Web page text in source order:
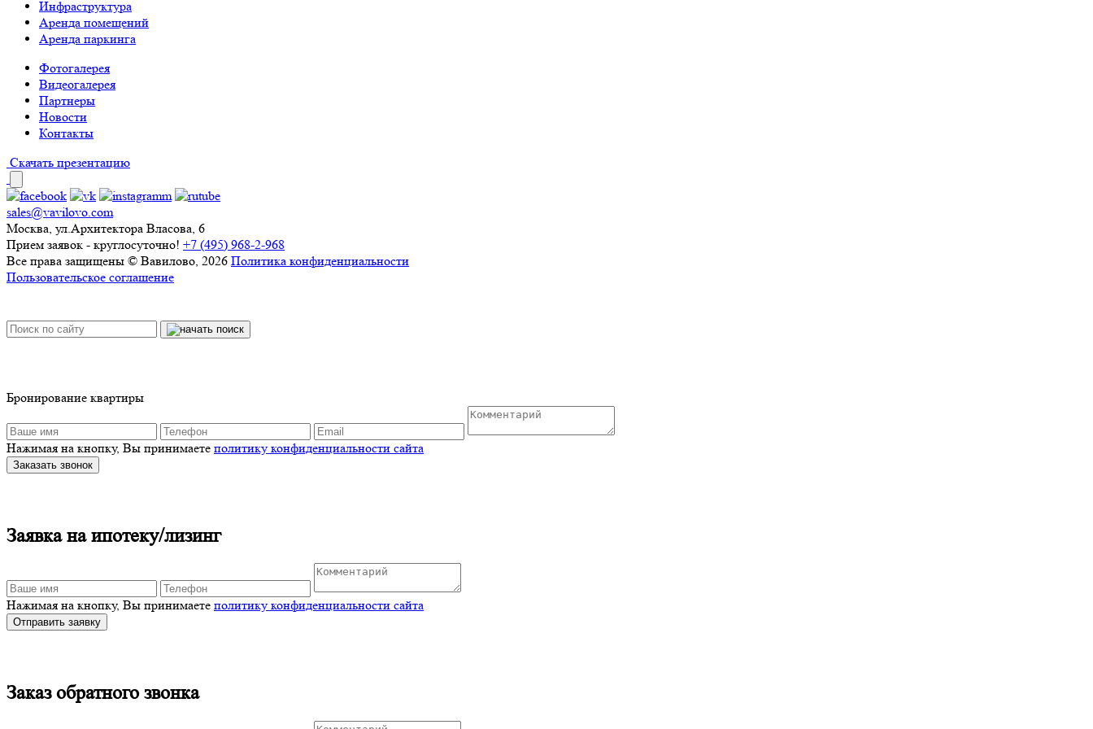
Инфраструктура
Аренда помещений
Аренда паркинга
Фотогалерея
Видеогалерея
Партнеры
Новости
Контакты
Скачать презентацию
sales@vavilovo.com
Москва, ул.Архитектора Власова, 6
Прием заявок - круглосуточно! +7 (495) 968-2-968
Все права защищены © Вавилово, 2026 Политика конфиденциальности
Пользовательское соглашение
Бронирование квартиры
Нажимая на кнопку, Вы принимаете политику конфиденциальности сайта
Заказать звонок
Заявка на ипотеку/лизинг
Нажимая на кнопку, Вы принимаете политику конфиденциальности сайта
Отправить заявку
Заказ обратного звонка